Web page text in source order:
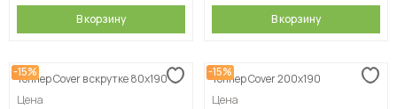
В корзину В корзину
-15%
Топпер Cover в скрутке 80х190
Цена
-15%
Топпер Cover 200х190
Цена